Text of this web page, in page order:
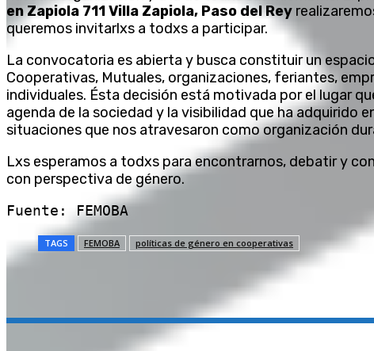
en Zapiola 711 Villa Zapiola, Paso del Rey
queremos invitarlxs a todxs a participar.
La convocatoria es abierta y busca constituir un
Cooperativas, Mutuales, organizaciones, feriantes,
individuales. Ésta decisión está motivada por el lugar
agenda de la sociedad y la visibilidad que ha adquirido
situaciones que nos atravesaron como organización
Lxs esperamos a todxs para encontrarnos, debatir y
con perspectiva de género.
Fuente: FEMOBA
TAGS FEMOBA políticas de género en cooperativas